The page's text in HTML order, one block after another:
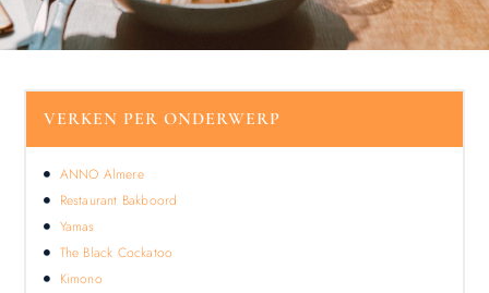
VERKEN PER ONDERWERP
ANNO Almere
Restaurant Bakboord
Yamas
The Black Cockatoo
Kimono